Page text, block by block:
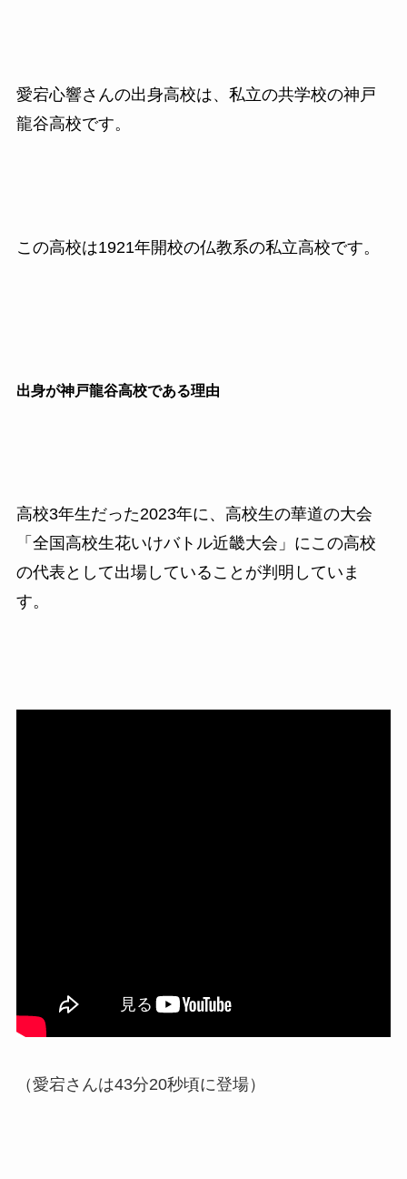
愛宕心響さんの出身高校は、私立の共学校の神戸
龍谷高校です。
この高校は1921年開校の仏教系の私立高校です。
出身が神戸龍谷高校である理由
高校3年生だった2023年に、高校生の華道の大会
「全国高校生花いけバトル近畿大会」にこの高校
の代表として出場していることが判明していま
す。
（愛宕さんは43分20秒頃に登場）